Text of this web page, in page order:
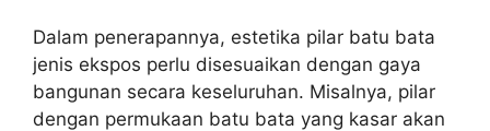
Dalam penerapannya, estetika pilar batu bata
jenis ekspos perlu disesuaikan dengan gaya
bangunan secara keseluruhan. Misalnya, pilar
dengan permukaan batu bata yang kasar akan